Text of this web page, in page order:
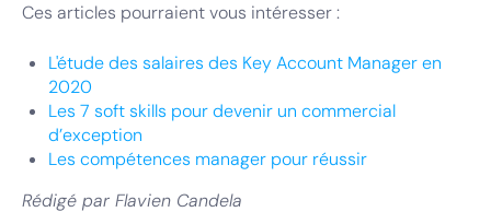
Ces articles pourraient vous intéresser :
L'étude des salaires des Key Account Manager en
2020
Les 7 soft skills pour devenir un commercial
d’exception
Les compétences manager pour réussir
Rédigé par Flavien Candela